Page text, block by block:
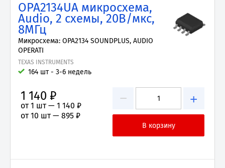
OPA2134UA микросхема,
Audio, 2 схемы, 20В/мкс,
8МГц
Микросхема: OPA2134 SOUNDPLUS, AUDIO
OPERATI
TEXAS INSTRUMENTS
164 шт - 3-6 недель
− +
1 140 ₽
от 1 шт — 1 140 ₽
от 10 шт — 895 ₽